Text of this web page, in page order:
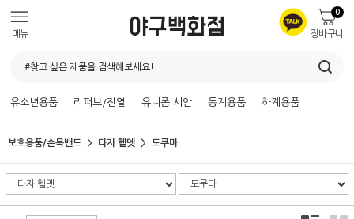
메뉴 장바구니
0
유소년용품 리퍼브/진열 유니폼 시안 동계용품 하계용품
보호용품/손목밴드 타자 헬멧 도쿠마